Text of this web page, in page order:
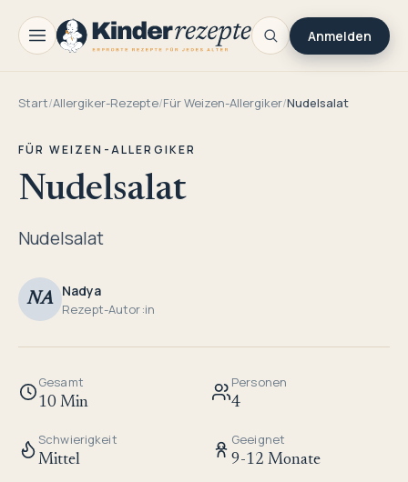
Anmelden
Start/Allergiker-Rezepte/Für Weizen-Allergiker/Nudelsalat
FÜR WEIZEN-ALLERGIKER
Nudelsalat
Nudelsalat
NA Nadya
Rezept-Autor:in
Gesamt
10 Min
Personen
4
Schwierigkeit
Mittel
Geeignet
9-12 Monate